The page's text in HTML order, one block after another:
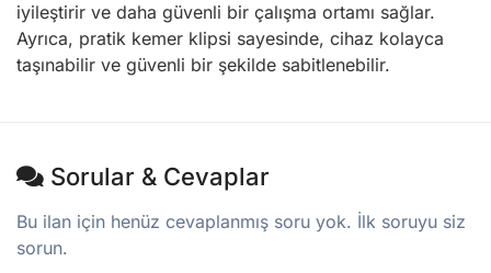
iyileştirir ve daha güvenli bir çalışma ortamı sağlar.
Ayrıca, pratik kemer klipsi sayesinde, cihaz kolayca
taşınabilir ve güvenli bir şekilde sabitlenebilir.
Sorular & Cevaplar
Bu ilan için henüz cevaplanmış soru yok. İlk soruyu siz
sorun.